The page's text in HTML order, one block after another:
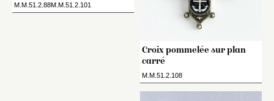
M.M.51.2.88M.M.51.2.101
Croix pommelée sur plan
carré
M.M.51.2.108